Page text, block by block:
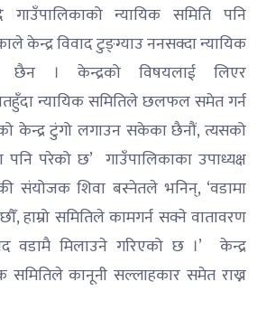
न्यायिक समिति पनि
केन्द्र विवाद टुङ्ग्याउ ननसक्दा न्यायिक
छैन । केन्द्रको विषयलाई लिएर
न्यायिक समितिले छलफल समेत गर्न
केन्द्र टुंगो लगाउन सकेका छैनौं, त्यसको
पनि परेको छ’ गाउँपालिकाका उपाध्यक्ष
संयोजक शिवा बस्नेतले भनिन्, ‘वडामा
हाम्रो समितिले कामगर्न सक्ने वातावरण
वडामै मिलाउने गरिएको छ ।’ केन्द्र
समितिले कानूनी सल्लाहकार समेत राख्न